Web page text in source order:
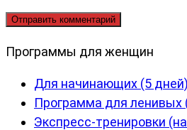
Программы для женщин
Для начинающих (5 дней)
Программа для ленивых
Экспресс-тренировки